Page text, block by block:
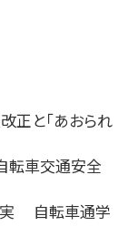
正と「あおられ
転車交通安全
実 自転車通学